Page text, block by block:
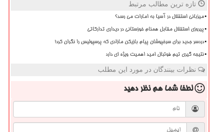
تازه ترین مطالب مرتبط
میزبانی استقلال در آسیا به امارات می رسد؟
پیروزی استقلال مقابل همنام خوزستانی در دیداری تدارکاتی
دردسر جدید برای سرخپوشان پیام بازیکن مازادی که پرسپولیس را نگران کرد!
نتیجه گیری تیم فوتبال امید اهمیت ویژه ای دارد
نظرات بینندگان در مورد این مطلب
لطفا شما همنظر دهید